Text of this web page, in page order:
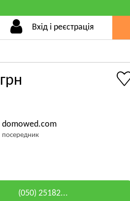
Вхід і реєстрація
грн
domowed.com
посередник
(050) 25182...